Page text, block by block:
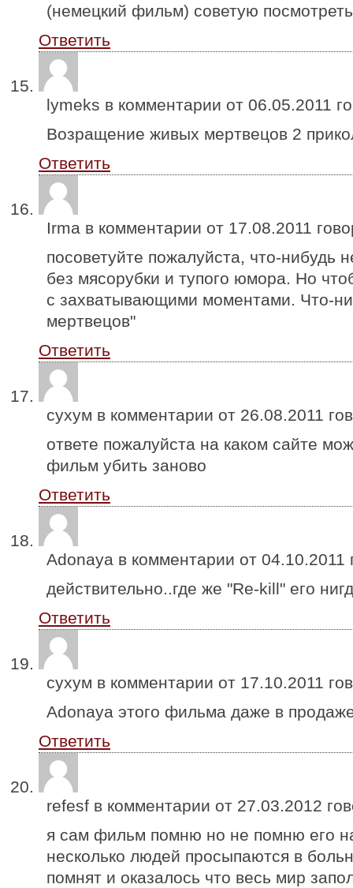
(немецкий фильм) советую
Ответить
lymeks в комментарии от 06.05.2011
Возращение живых мертвецов 2
Ответить
Irma в комментарии от 17.08.2011
посоветуйте пожалуйста, что-нибудь
без мясорубки и тупого юмора. Но
с захватывающими моментами. Что-
мертвецов"
Ответить
сухум в комментарии от 26.08.2011
ответе пожалуйста на каком сайте
фильм убить заново
Ответить
Adonaya в комментарии от 04.10.2011
действительно..где же "Re-kill" его
Ответить
сухум в комментарии от 17.10.2011
Adonaya этого фильма даже в
Ответить
refesf в комментарии от 27.03.2012
я сам фильм помню но не помню его
несколько людей просыпаются в
помнят и оказалось что весь мир